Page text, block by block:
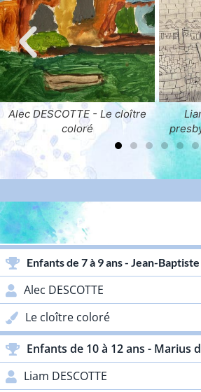
- Le cloître
Liam DESCOTTE -
presbytère en noir et
ENFANTS &
Enfants de 7 à 9 ans - Jean-
Alec DESCOTTE
Le cloître coloré
Enfants de 10 à 12 ans - Marius
Liam DESCOTTE